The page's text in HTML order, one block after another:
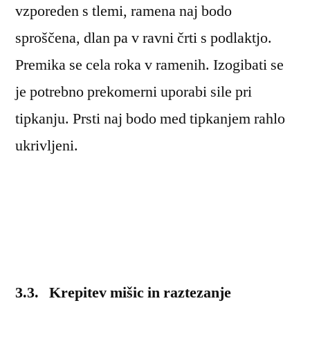
vzporeden s tlemi, ramena naj bodo
sproščena, dlan pa v ravni črti s podlaktjo.
Premika se cela roka v ramenih. Izogibati se
je potrebno prekomerni uporabi sile pri
tipkanju. Prsti naj bodo med tipkanjem rahlo
ukrivljeni.
3.3. Krepitev mišic in raztezanje